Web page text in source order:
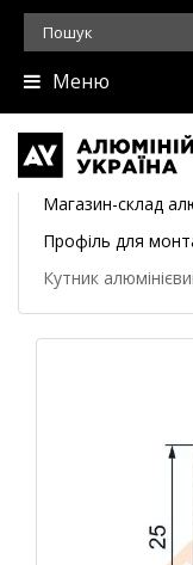
Меню
Магазин-склад
Профіль для
Кутник